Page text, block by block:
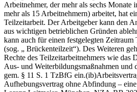
Arbeitnehmer, der mehr als sechs Monate
mehr als 15 Arbeitnehmern) arbeitet, hat
Teilzeitarbeit. Der Arbeitgeber kann den
aus wichtigen betrieblichen Gründen
kann auch für einen festgelegten Zeitraum
(sog. „ Brückenteilzeit“). Des Weiteren
Rechte des Teilzeitarbeitnehmers wie das
Aus- und Weiterbildungsmaßnahmen und
gem. § 11 S. 1 TzBfG ein.(ib)
Aufhebungsvertrag ohne Abfindung –